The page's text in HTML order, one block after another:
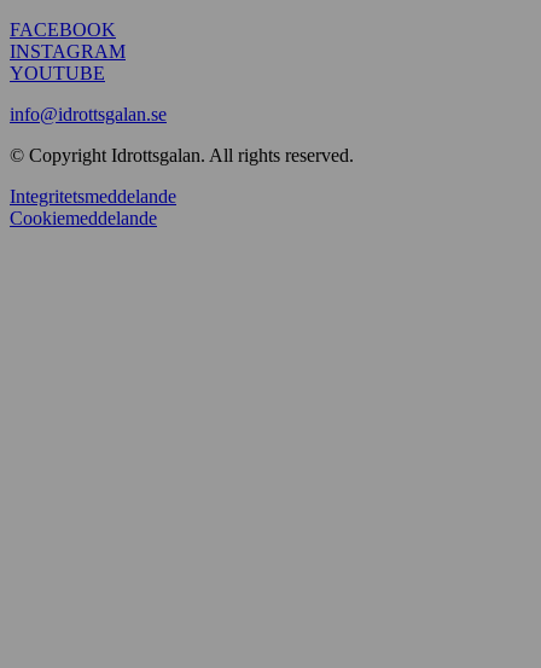
FACEBOOK
INSTAGRAM
YOUTUBE
info@idrottsgalan.se
© Copyright Idrottsgalan. All rights reserved.
Integritetsmeddelande
Cookiemeddelande